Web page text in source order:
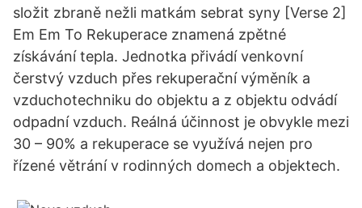
složit zbraně nežli matkám sebrat syny [Verse 2]
Em Em To Rekuperace znamená zpětné
získávání tepla. Jednotka přivádí venkovní
čerstvý vzduch přes rekuperační výměník a
vzduchotechniku do objektu a z objektu odvádí
odpadní vzduch. Reálná účinnost je obvykle mezi
30 – 90% a rekuperace se využívá nejen pro
řízené větrání v rodinných domech a objektech.